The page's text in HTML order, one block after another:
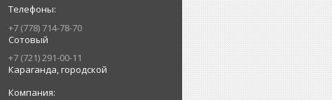
+7 (778) 714-78-70
Сотовый
+7 (721) 291-00-11
Караганда, городской